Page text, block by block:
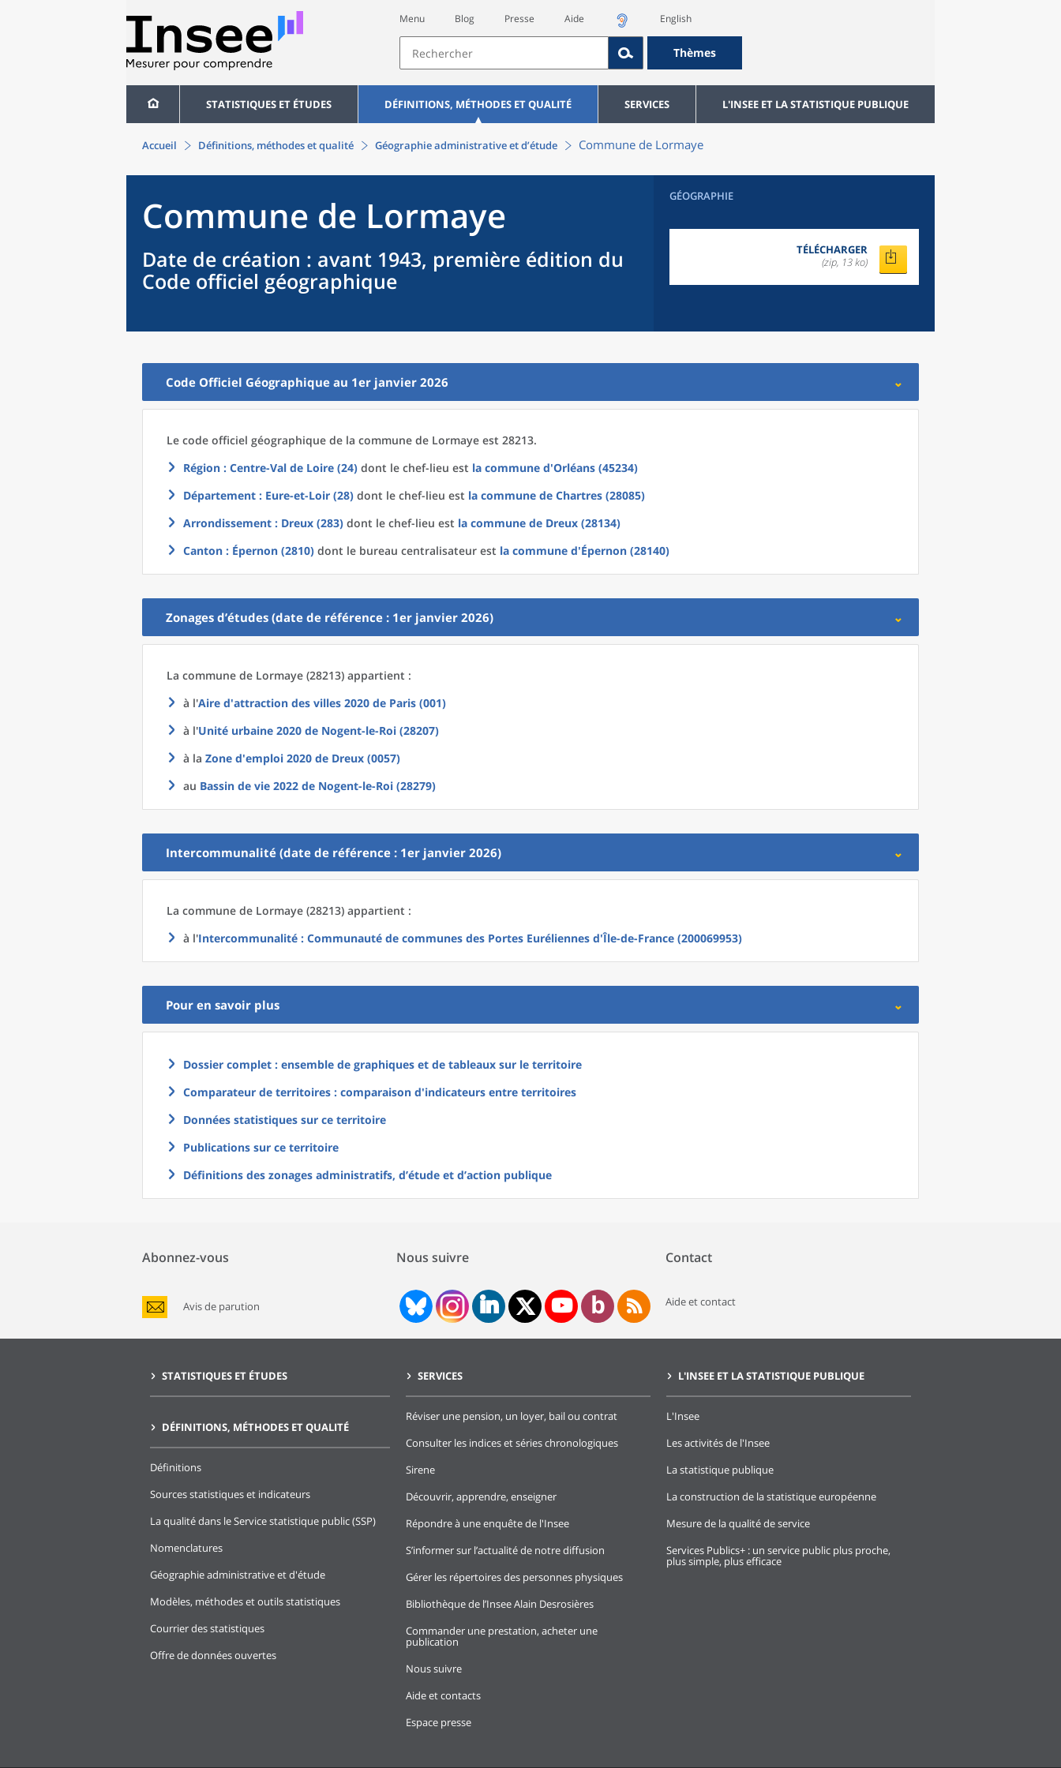
Menu Blog Presse Aide English
Thèmes
STATISTIQUES ET ÉTUDES DÉFINITIONS, MÉTHODES ET QUALITÉ SERVICES L'INSEE ET LA STATISTIQUE PUBLIQUE
Accueil Définitions, méthodes et qualité Géographie administrative et d’étude Commune de Lormaye
Commune de Lormaye
Date de création : avant 1943, première édition du
Code officiel géographique
GÉOGRAPHIE
TÉLÉCHARGER
(zip, 13 ko)
Code Officiel Géographique au 1er janvier 2026
Le code officiel géographique de la commune de Lormaye est 28213.
Région : Centre-Val de Loire (24) dont le chef-lieu est la commune d'Orléans (45234)
Département : Eure-et-Loir (28) dont le chef-lieu est la commune de Chartres (28085)
Arrondissement : Dreux (283) dont le chef-lieu est la commune de Dreux (28134)
Canton : Épernon (2810) dont le bureau centralisateur est la commune d'Épernon (28140)
Zonages d’études (date de référence : 1er janvier 2026)
La commune de Lormaye (28213) appartient :
à l'Aire d'attraction des villes 2020 de Paris (001)
à l'Unité urbaine 2020 de Nogent-le-Roi (28207)
à la Zone d'emploi 2020 de Dreux (0057)
au Bassin de vie 2022 de Nogent-le-Roi (28279)
Intercommunalité (date de référence : 1er janvier 2026)
La commune de Lormaye (28213) appartient :
à l'Intercommunalité : Communauté de communes des Portes Euréliennes d'Île-de-France (200069953)
Pour en savoir plus
Dossier complet : ensemble de graphiques et de tableaux sur le territoire
Comparateur de territoires : comparaison d'indicateurs entre territoires
Données statistiques sur ce territoire
Publications sur ce territoire
Définitions des zonages administratifs, d’étude et d’action publique
Abonnez-vous
Avis de parution
Nous suivre Contact
Aide et contact
STATISTIQUES ET ÉTUDES
DÉFINITIONS, MÉTHODES ET QUALITÉ
Définitions
Sources statistiques et indicateurs
La qualité dans le Service statistique public (SSP)
Nomenclatures
Géographie administrative et d'étude
Modèles, méthodes et outils statistiques
Courrier des statistiques
Offre de données ouvertes
SERVICES
Réviser une pension, un loyer, bail ou contrat
Consulter les indices et séries chronologiques
Sirene
Découvrir, apprendre, enseigner
Répondre à une enquête de l'Insee
S’informer sur l’actualité de notre diffusion
Gérer les répertoires des personnes physiques
Bibliothèque de l’Insee Alain Desrosières
Commander une prestation, acheter une
publication
Nous suivre
Aide et contacts
Espace presse
L'INSEE ET LA STATISTIQUE PUBLIQUE
L'Insee
Les activités de l'Insee
La statistique publique
La construction de la statistique européenne
Mesure de la qualité de service
Services Publics+ : un service public plus proche,
plus simple, plus efficace